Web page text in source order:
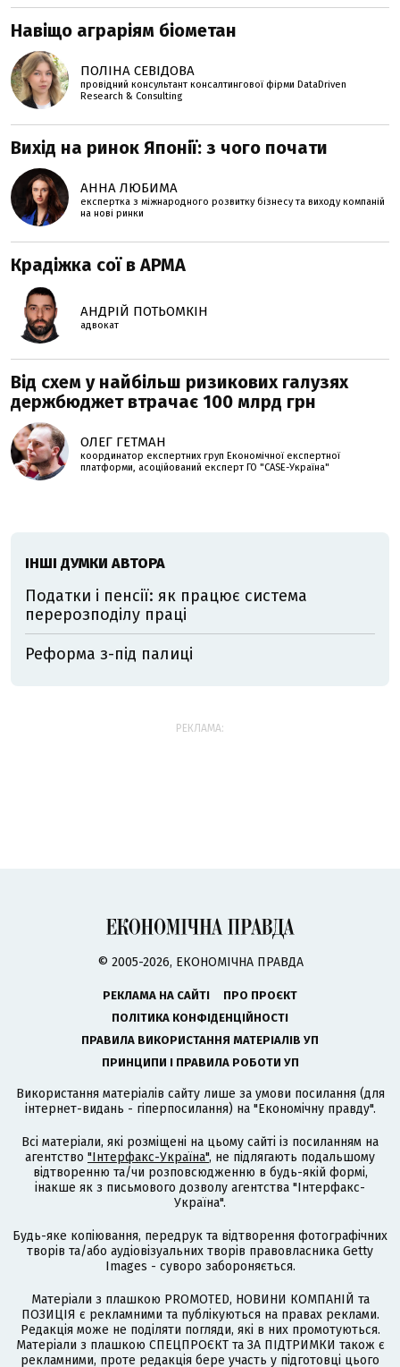
Навіщо аграріям біометан
ПОЛІНА СЕВІДОВА
провідний консультант консалтингової фірми DataDriven
Research & Consulting
Вихід на ринок Японії: з чого почати
АННА ЛЮБИМА
експертка з міжнародного розвитку бізнесу та виходу компаній
на нові ринки
Крадіжка сої в АРМА
АНДРІЙ ПОТЬОМКІН
адвокат
Від схем у найбільш ризикових галузях
держбюджет втрачає 100 млрд грн
ОЛЕГ ГЕТМАН
координатор експертних груп Економічної експертної
платформи, асоційований експерт ГО "CASE-Україна"
ІНШІ ДУМКИ АВТОРА
Податки і пенсії: як працює система
перерозподілу праці
Реформа з-під палиці
РЕКЛАМА:
© 2005-2026, ЕКОНОМІЧНА ПРАВДА
РЕКЛАМА НА САЙТІ
ПРО ПРОЄКТ
ПОЛІТИКА КОНФІДЕНЦІЙНОСТІ
ПРАВИЛА ВИКОРИСТАННЯ МАТЕРІАЛІВ УП
ПРИНЦИПИ І ПРАВИЛА РОБОТИ УП
Використання матеріалів сайту лише за умови посилання (для
інтернет-видань - гіперпосилання) на "Економічну правду".
Всі матеріали, які розміщені на цьому сайті із посиланням на
агентство "Інтерфакс-Україна", не підлягають подальшому
відтворенню та/чи розповсюдженню в будь-якій формі,
інакше як з письмового дозволу агентства "Інтерфакс-
Україна".
Будь-яке копіювання, передрук та відтворення фотографічних
творів та/або аудіовізуальних творів правовласника Getty
Images - суворо забороняється.
Матеріали з плашкою PROMOTED, НОВИНИ КОМПАНІЙ та
ПОЗИЦІЯ є рекламними та публікуються на правах реклами.
Редакція може не поділяти погляди, які в них промотуються.
Матеріали з плашкою СПЕЦПРОЄКТ та ЗА ПІДТРИМКИ також є
рекламними, проте редакція бере участь у підготовці цього